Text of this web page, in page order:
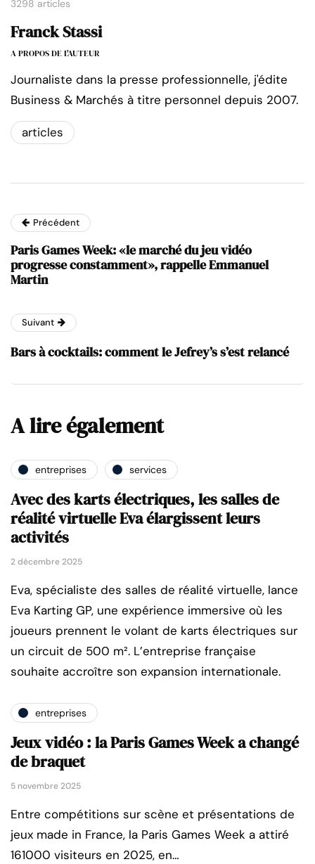
3298 articles
Franck Stassi
A PROPOS DE L'AUTEUR
Journaliste dans la presse professionnelle, j'édite
Business & Marchés à titre personnel depuis 2007.
articles
Précédent
Paris Games Week: «le marché du jeu vidéo
progresse constamment», rappelle Emmanuel
Martin
Suivant
Bars à cocktails: comment le Jefrey’s s’est relancé
A lire également
entreprises services
Avec des karts électriques, les salles de
réalité virtuelle Eva élargissent leurs
activités
2 décembre 2025
Eva, spécialiste des salles de réalité virtuelle, lance
Eva Karting GP, une expérience immersive où les
joueurs prennent le volant de karts électriques sur
un circuit de 500 m². L’entreprise française
souhaite accroître son expansion internationale.
entreprises
Jeux vidéo : la Paris Games Week a changé
de braquet
5 novembre 2025
Entre compétitions sur scène et présentations de
jeux made in France, la Paris Games Week a attiré
161000 visiteurs en 2025, en…